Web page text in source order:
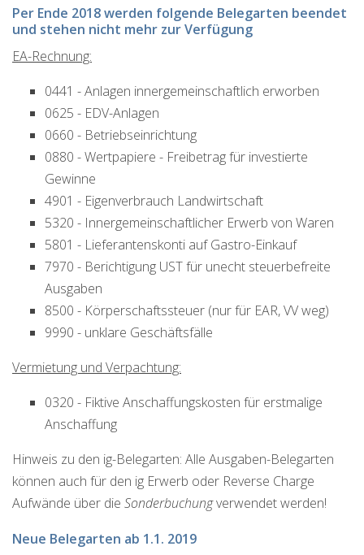
Per Ende 2018 werden folgende Belegarten beendet
und stehen nicht mehr zur Verfügung
EA-Rechnung:
0441 - Anlagen innergemeinschaftlich erworben
0625 - EDV-Anlagen
0660 - Betriebseinrichtung
0880 - Wertpapiere - Freibetrag für investierte
Gewinne
4901 - Eigenverbrauch Landwirtschaft
5320 - Innergemeinschaftlicher Erwerb von Waren
5801 - Lieferantenskonti auf Gastro-Einkauf
7970 - Berichtigung UST für unecht steuerbefreite
Ausgaben
8500 - Körperschaftssteuer (nur für EAR, VV weg)
9990 - unklare Geschäftsfälle
Vermietung und Verpachtung:
0320 - Fiktive Anschaffungskosten für erstmalige
Anschaffung
Hinweis zu den ig-Belegarten: Alle Ausgaben-Belegarten
können auch für den ig Erwerb oder Reverse Charge
Aufwände über die Sonderbuchungverwendet werden!
Neue Belegarten ab 1.1. 2019